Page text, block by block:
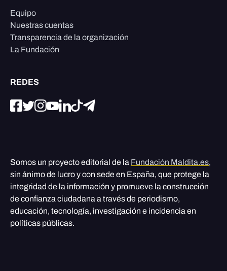
Equipo
Nuestras cuentas
Transparencia de la organización
La Fundación
REDES
Somos un proyecto editorial de la Fundación Maldita.es,
sin ánimo de lucro y con sede en España, que protege la
integridad de la información y promueve la construcción
de confianza ciudadana a través de periodismo,
educación, tecnología, investigación e incidencia en
políticas públicas.